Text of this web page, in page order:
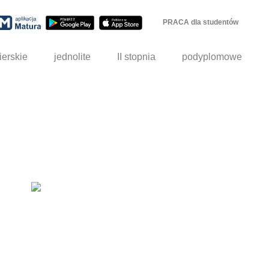
PRACA dla studentów
jednolite II stopnia podyplomowe